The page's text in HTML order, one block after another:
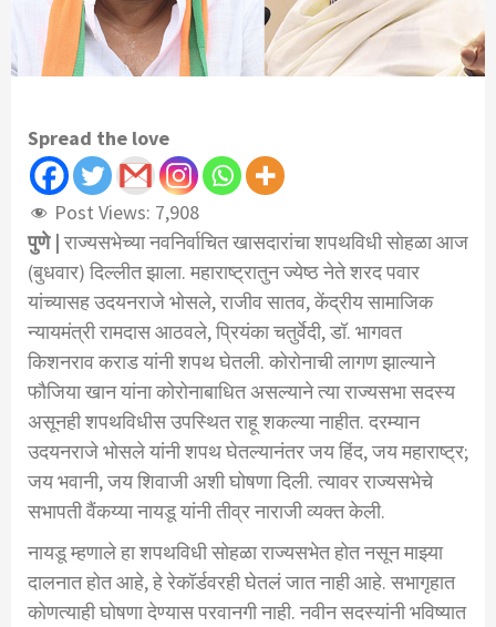
Spread the love
Post Views: 7,908
पुणे |राज्यसभेच्या नवनिर्वाचित खासदारांचा शपथविधी सोहळा आज
(बुधवार) दिल्लीत झाला. महाराष्ट्रातुन ज्येष्ठ नेते शरद पवार
यांच्यासह उदयनराजे भोसले, राजीव सातव, केंद्रीय सामाजिक
न्यायमंत्री रामदास आठवले, प्रियंका चतुर्वेदी, डॉ. भागवत
किशनराव कराड यांनी शपथ घेतली. कोरोनाची लागण झाल्याने
फौजिया खान यांना कोरोनाबाधित असल्याने त्या राज्यसभा सदस्य
असूनही शपथविधीस उपस्थित राहू शकल्या नाहीत. दरम्यान
उदयनराजे भोसले यांनी शपथ घेतल्यानंतर जय हिंद, जय महाराष्ट्र;
जय भवानी, जय शिवाजी अशी घोषणा दिली. त्यावर राज्यसभेचे
सभापती वैंकय्या नायडू यांनी तीव्र नाराजी व्यक्त केली.
नायडू म्हणाले हा शपथविधी सोहळा राज्यसभेत होत नसून माझ्या
दालनात होत आहे, हे रेकॉर्डवरही घेतलं जात नाही आहे. सभागृहात
कोणत्याही घोषणा देण्यास परवानगी नाही. नवीन सदस्यांनी भविष्यात